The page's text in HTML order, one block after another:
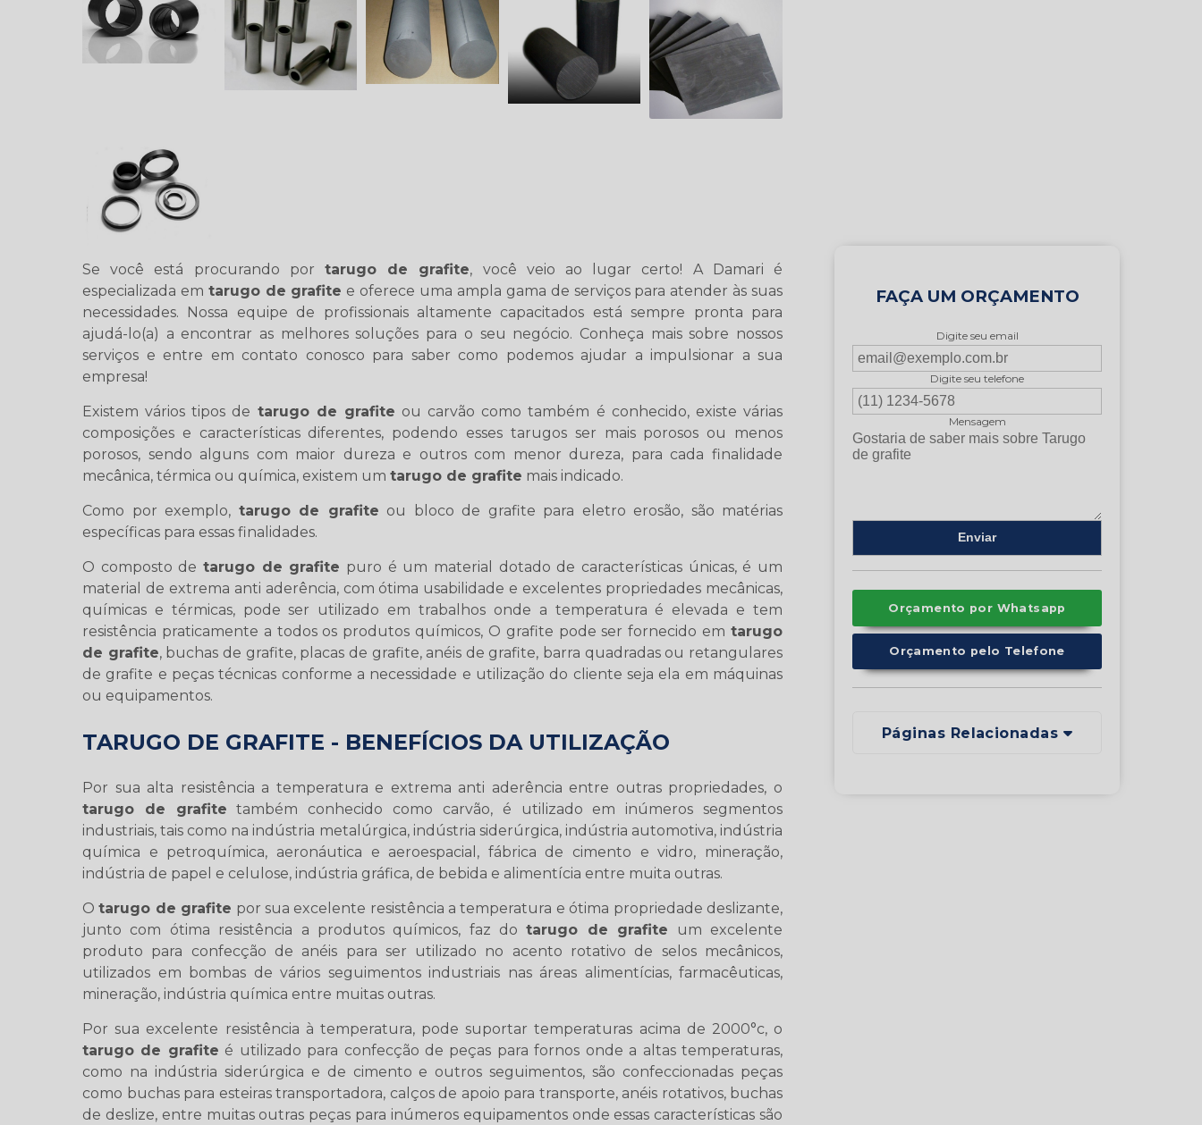
Se você está procurando por tarugo de grafite, você veio ao lugar certo! A Damari é
especializada em tarugo de grafite e oferece uma ampla gama de serviços para atender às suas
necessidades. Nossa equipe de profissionais altamente capacitados está sempre pronta para
ajudá-lo(a) a encontrar as melhores soluções para o seu negócio. Conheça mais sobre nossos
serviços e entre em contato conosco para saber como podemos ajudar a impulsionar a sua
empresa!
Existem vários tipos de tarugo de grafite ou carvão como também é conhecido, existe várias
composições e características diferentes, podendo esses tarugos ser mais porosos ou menos
porosos, sendo alguns com maior dureza e outros com menor dureza, para cada finalidade
mecânica, térmica ou química, existem um tarugo de grafite mais indicado.
Como por exemplo, tarugo de grafite ou bloco de grafite para eletro erosão, são matérias
específicas para essas finalidades.
O composto de tarugo de grafite puro é um material dotado de características únicas, é um
material de extrema anti aderência, com ótima usabilidade e excelentes propriedades mecânicas,
químicas e térmicas, pode ser utilizado em trabalhos onde a temperatura é elevada e tem
resistência praticamente a todos os produtos químicos, O grafite pode ser fornecido em tarugo
de grafite, buchas de grafite, placas de grafite, anéis de grafite, barra quadradas ou retangulares
de grafite e peças técnicas conforme a necessidade e utilização do cliente seja ela em máquinas
ou equipamentos.
TARUGO DE GRAFITE - BENEFÍCIOS DA UTILIZAÇÃO
Por sua alta resistência a temperatura e extrema anti aderência entre outras propriedades, o
tarugo de grafite também conhecido como carvão, é utilizado em inúmeros segmentos
industriais, tais como na indústria metalúrgica, indústria siderúrgica, indústria automotiva, indústria
química e petroquímica, aeronáutica e aeroespacial, fábrica de cimento e vidro, mineração,
indústria de papel e celulose, indústria gráfica, de bebida e alimentícia entre muita outras.
Otarugo de grafite por sua excelente resistência a temperatura e ótima propriedade deslizante,
junto com ótima resistência a produtos químicos, faz dotarugo de grafite um excelente
produto para confecção de anéis para ser utilizado no acento rotativo de selos mecânicos,
utilizados em bombas de vários seguimentos industriais nas áreas alimentícias, farmacêuticas,
mineração, indústria química entre muitas outras.
Por sua excelente resistência à temperatura, pode suportar temperaturas acima de 2000°c, o
tarugo de grafite é utilizado para confecção de peças para fornos onde a altas temperaturas,
como na indústria siderúrgica e de cimento e outros seguimentos, são confeccionadas peças
como buchas para esteiras transportadora, calços de apoio para transporte, anéis rotativos, buchas
de deslize, entre muitas outras peças para inúmeros equipamentos onde essas características são
FAÇA UM ORÇAMENTO
Digite seu email
Digite seu telefone
Mensagem
Orçamento por Whatsapp
Orçamento pelo Telefone
Páginas Relacionadas